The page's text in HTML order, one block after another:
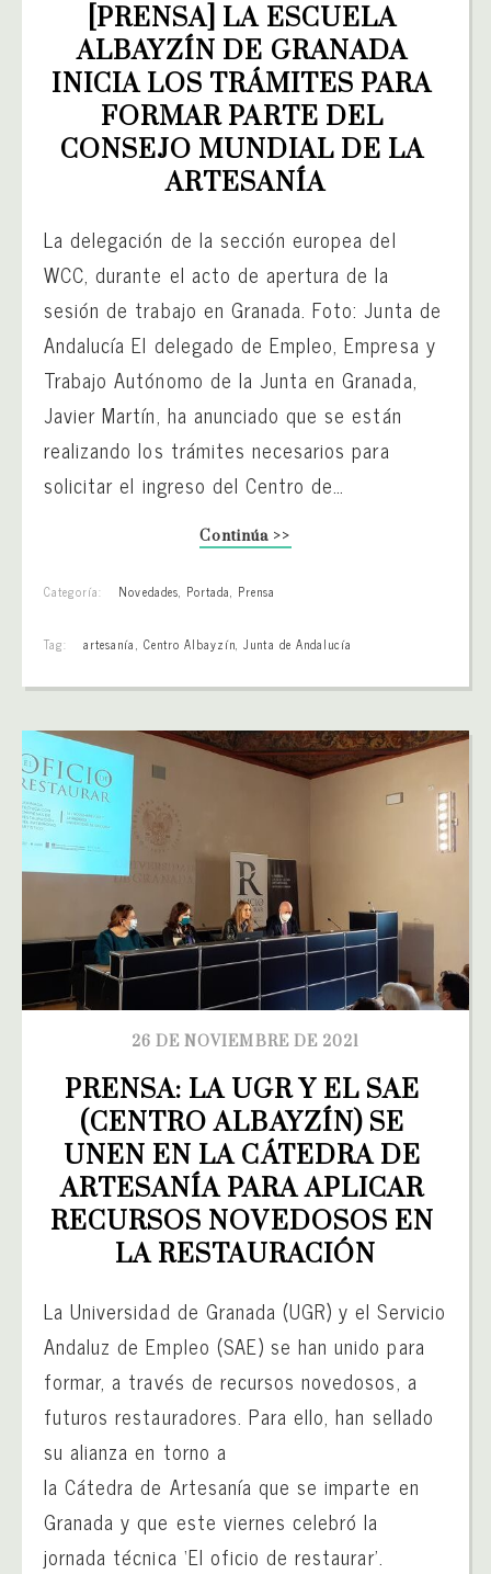
[PRENSA] LA ESCUELA
ALBAYZÍN DE GRANADA
INICIA LOS TRÁMITES PARA
FORMAR PARTE DEL
CONSEJO MUNDIAL DE LA
ARTESANÍA
La delegación de la sección europea del
WCC, durante el acto de apertura de la
sesión de trabajo en Granada. Foto: Junta de
Andalucía El delegado de Empleo, Empresa y
Trabajo Autónomo de la Junta en Granada,
Javier Martín, ha anunciado que se están
realizando los trámites necesarios para
solicitar el ingreso del Centro de…
Continúa >>
Categoría: Novedades, Portada, Prensa
Tag: artesanía, Centro Albayzín,Junta de Andalucía
26 DE NOVIEMBRE DE 2021
PRENSA: LA UGR Y EL SAE
(CENTRO ALBAYZÍN) SE
UNEN EN LA CÁTEDRA DE
ARTESANÍA PARA APLICAR
RECURSOS NOVEDOSOS EN
LA RESTAURACIÓN
La Universidad de Granada (UGR) y el Servicio
Andaluz de Empleo (SAE) se han unido para
formar, a través de recursos novedosos, a
futuros restauradores. Para ello, han sellado
su alianza en torno a
la Cátedra de Artesanía que se imparte en
Granada y que este viernes celebró la
jornada técnica ‘El oficio de restaurar’.